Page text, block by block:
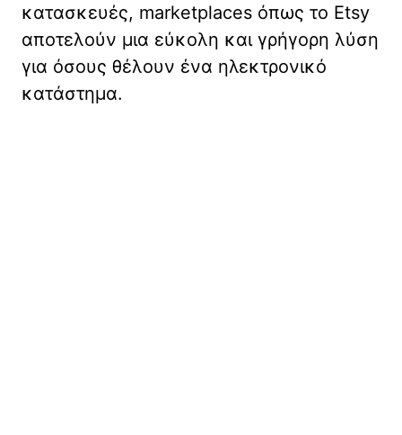
κατασκευές, marketplaces όπως το Etsy
αποτελούν μια εύκολη και γρήγορη λύση
για όσους θέλουν ένα ηλεκτρονικό
κατάστημα.